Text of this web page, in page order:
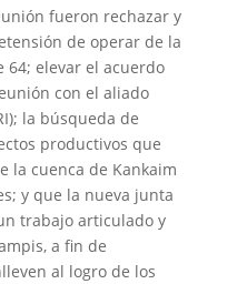
fueron rechazar y
de operar de la
64; elevar el acuerdo
con el aliado
la búsqueda de
productivos que
la cuenca de Kankaim
y que la nueva junta
trabajo articulado y
a fin de
al logro de los